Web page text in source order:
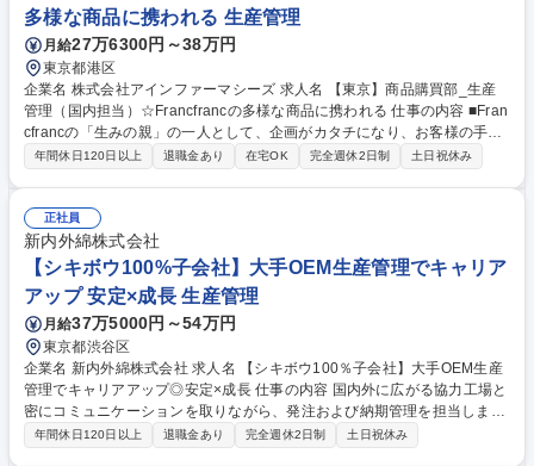
多様な商品に携われる 生産管理
月給27万6300円～38万円
東京都港区
企業名 株式会社アインファーマシーズ 求人名 【東京】商品購買部_生産
管理（国内担当）☆Francfrancの多様な商品に携われる 仕事の内容 ■Fran
cfrancの「生みの親」の一人として、企画がカタチになり、お客様の手元
に届くまでの全てのプロセスをコントロールしていただきます。 ・商品生
ーチャンダイザー）計画チームと連携し、最適な在庫調整 募集職種 【東
京】商品購買部_生産管理（国内担当）☆Francfrancの多様な商品に携わ
れる
年間休日120日以上 退職金あり 在宅OK 完全週休2日制 土日祝休み
正社員
新内外綿株式会社
【シキボウ100%子会社】大手OEM生産管理でキャリア
アップ 安定×成長 生産管理
月給37万5000円～54万円
東京都渋谷区
企業名 新内外綿株式会社 求人名 【シキボウ100％子会社】大手OEM生産
管理でキャリアアップ◎安定×成長 仕事の内容 国内外に広がる協力工場と
密にコミュニケーションを取りながら、発注および納期管理を担当しま
す。国や工場ごとの強みを活かした生産ラインの構築・最適化という、一
年間休日120日以上 退職金あり 完全週休2日制 土日祝休み